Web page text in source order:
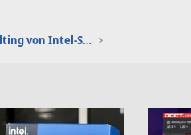
Overclocking und Undervolting von Intel-Systemen